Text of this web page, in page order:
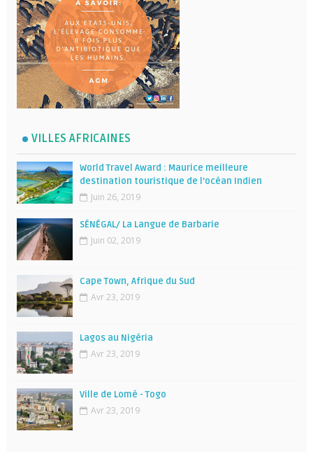
VILLES AFRICAINES
World Travel Award : Maurice meilleure
destination touristique de l’océan Indien
Juin 26, 2019
SÉNÉGAL/ La Langue de Barbarie
Juin 02, 2019
Cape Town, Afrique du Sud
Avr 23, 2019
Lagos au Nigéria
Avr 23, 2019
Ville de Lomé - Togo
Avr 23, 2019